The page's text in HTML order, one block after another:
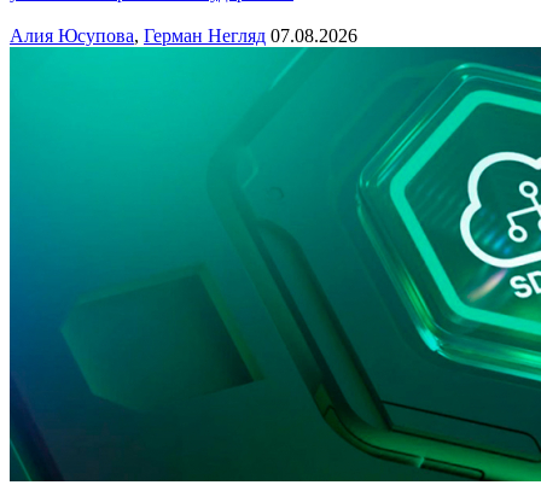
Алия Юсупова, Герман Негляд 07.08.2026